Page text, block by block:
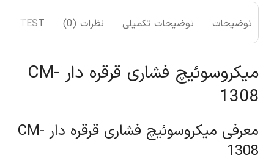
توضیحات توضیحات تکمیلی نظرات (0) TEST
میکروسوئیچ فشاری قرقره دار CM-
1308
معرفی میکروسوئیچ فشاری قرقره دار CM-
1308